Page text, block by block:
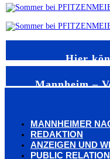
Hier
Mannheim –
MANNHEIMER
REDAKTION
ANZEIGEN UND
PUBLIC